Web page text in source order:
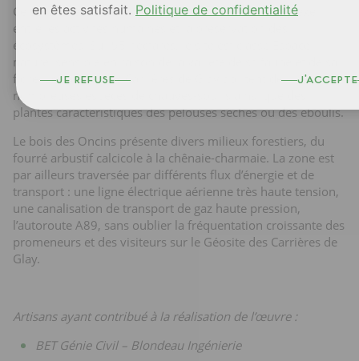
Ce secteur est un exemple de la cohabitation complexe
entre les activités humaines et la préservation des
écosystèmes. Sur 95 hectares, le site est classé Espace
naturel sensible en raison de la variété de sa faune et de sa
flore. Les anciennes Carrières de Glay abritent de
nombreuses espèces de chauves-souris ainsi que des
plantes caractéristiques des pelouses sèches ou des éboulis.
Le bois des Oncins présente divers milieux forestiers, du
fourré arbustif calcicole à la chênaie-charmaie. La zone est
par ailleurs traversée par différents flux d’énergie et de
transport : une ligne électrique aérienne très haute tension,
une canalisation de transport de gaz haute pression,
l’autoroute A89, sans oublier la fréquentation croissante des
promeneurs et des visiteurs sur le Géosite des Carrières de
Glay.
Artisans ayant contribué à la réalisation de l’œuvre :
BET Génie Civil – Blondeau Ingénierie
en êtes satisfait. Politique de confidentialité
j'accepte
je refuse